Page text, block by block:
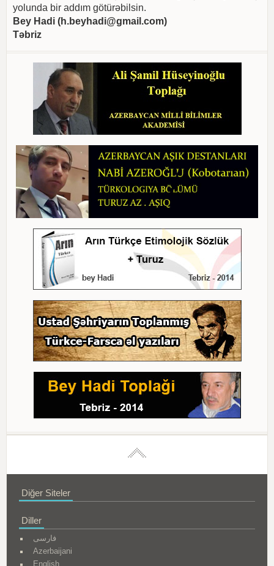
yolunda bir addım götürəbilsin.
Bey Hadi (h.beyhadi@gmail.com)
Təbriz
Diğer Siteler
Diller
فارسی
Azerbaijani
English